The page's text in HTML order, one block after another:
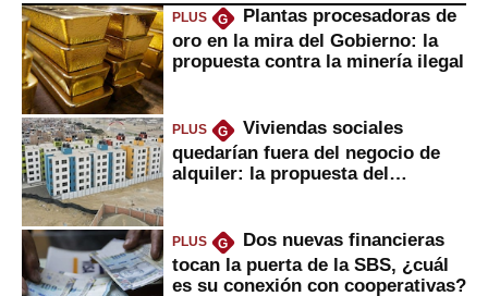
PLUS G
Plantas procesadoras de
oro en la mira del Gobierno: la
propuesta contra la minería ilegal
PLUS G
Viviendas sociales
quedarían fuera del negocio de
alquiler: la propuesta del
PLUS G
Dos nuevas financieras
tocan la puerta de la SBS, ¿cuál
es su conexión con cooperativas?